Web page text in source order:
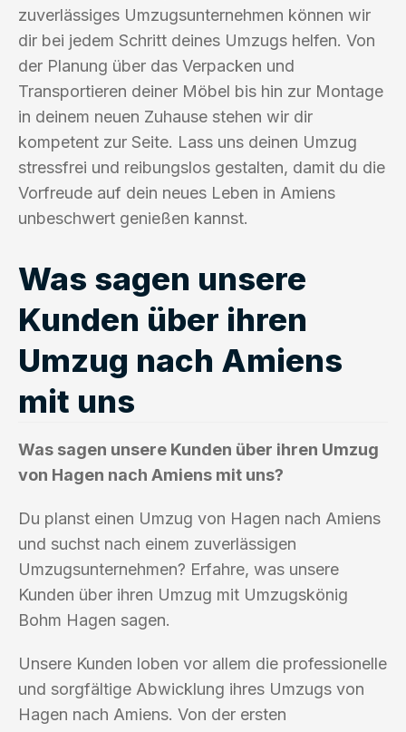
zuverlässiges Umzugsunternehmen können wir
dir bei jedem Schritt deines Umzugs helfen. Von
der Planung über das Verpacken und
Transportieren deiner Möbel bis hin zur Montage
in deinem neuen Zuhause stehen wir dir
kompetent zur Seite. Lass uns deinen Umzug
stressfrei und reibungslos gestalten, damit du die
Vorfreude auf dein neues Leben in Amiens
unbeschwert genießen kannst.
Was sagen unsere
Kunden über ihren
Umzug nach Amiens
mit uns
Was sagen unsere Kunden über ihren Umzug
von Hagen nach Amiens mit uns?
Du planst einen Umzug von Hagen nach Amiens
und suchst nach einem zuverlässigen
Umzugsunternehmen? Erfahre, was unsere
Kunden über ihren Umzug mit Umzugskönig
Bohm Hagen sagen.
Unsere Kunden loben vor allem die professionelle
und sorgfältige Abwicklung ihres Umzugs von
Hagen nach Amiens. Von der ersten